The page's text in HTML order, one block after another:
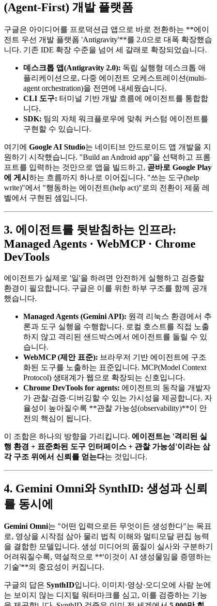
(Agent-First) 개발 플랫폼
구글은 아이디어를 프로덕션급 앱으로 바로 전환하는 **에이
전트 우선 개발 플랫폼 'Antigravity'**를 2.0으로 대폭 확장했습
니다. 기존 IDE 확장 수준을 넘어 세 갈래로 확장되었습니다.
데스크톱 앱(Antigravity 2.0): 독립 실행형 데스크톱 애
플리케이션으로, 다중 에이전트 오케스트레이션(multi-
agent orchestration)을 전면에 내세웠습니다.
CLI 도구: 터미널 기반 개발 흐름에 에이전트를 통합합
니다.
SDK: 팀의 자체 워크플로우에 맞춰 커스텀 에이전트를
구현할 수 있습니다.
여기에 Google AI Studio는 네이티브 안드로이드 앱 개발을 지
원하기 시작했습니다. "Build an Android app"을 선택하고 프롬
프트를 입력하는 것만으로 앱을 빌드하고, 곧바로 Google Play
에 게시 하는 흐름까지 하나로 이어집니다. "쓰는 도구(help
write)"에서 "행동하는 에이전트(help act)"로의 전환이 제품 레
벨에서 구현된 셈입니다.
3. 에이전트를 뒷받침하는 인프라:
Managed Agents · WebMCP · Chrome
DevTools
에이전트가 실제로 '일'을 하려면 안전하게 실행하고 검증할
환경이 필요합니다. 구글은 이를 위한 하부 구조를 함께 공개
했습니다.
Managed Agents (Gemini API): 원격 리눅스 환경에서 추
론과 도구 실행을 수행합니다. 로컬 호스트를 직접 노출
하지 않고 격리된 샌드박스에서 에이전트를 돌릴 수 있
습니다.
WebMCP (제안 표준): 브라우저 기반 에이전트에 구조
화된 도구를 노출하는 표준입니다. MCP(Model Context
Protocol) 생태계가 웹으로 확장되는 신호입니다.
Chrome DevTools for agents: 에이전트의 동작을 개발자
가 관찰·검증·디버깅할 수 있는 가시성을 제공합니다. 자
율성이 높아질수록 **관찰 가능성(observability)**이 안
전의 핵심이 됩니다.
이 조합은 하나의 방향을 가리킵니다. 에이전트는 '격리된 실
행 환경 + 표준화된 도구 인터페이스 + 관찰 가능성'이라는 삼
각 구조 위에서 신뢰를 얻는다는 것입니다.
4. Gemini Omni와 SynthID: 생성과 신뢰
를 동시에
Gemini Omni는 "어떤 입력으로든 무엇이든 생성한다"는 목표
로, 영상을 시작점 삼아 물리 법칙 이해와 멀티모달 편집 능력
을 결합한 모델입니다. 생성 미디어의 품질이 실사와 구분하기
어려워질수록, 역설적으로 **'이것이 AI 생성물임을 증명하는
기술'**의 중요성이 커집니다.
구글의 답은 SynthID입니다. 이미지·영상·오디오에 사람 눈에
는 보이지 않는 디지털 워터마크를 심고, 이를 검증하는 기능